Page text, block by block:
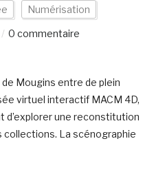
Numérisation
0 commentaire
Mougins entre de plein
virtuel interactif MACM 4D,
d’explorer une reconstitution
collections. La scénographie